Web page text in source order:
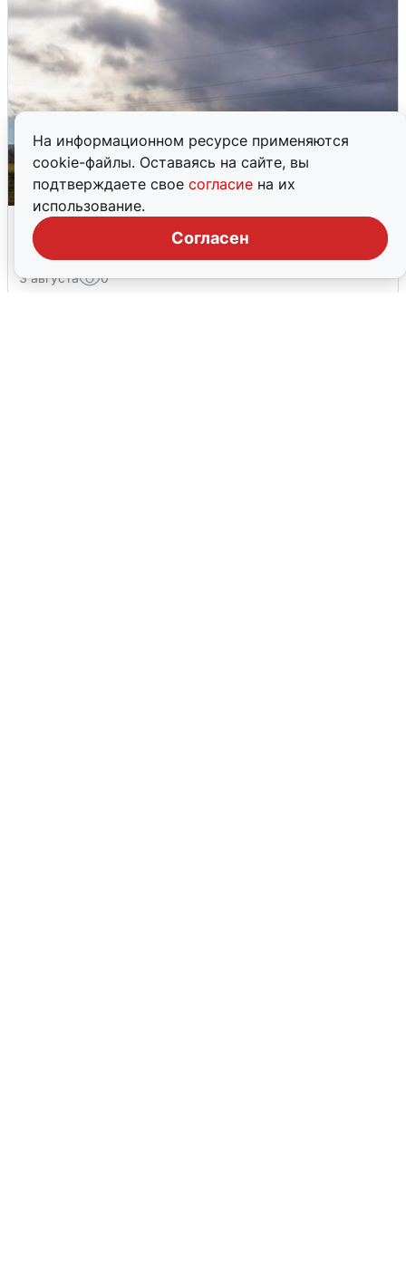
На информационном ресурсе применяются
cookie-файлы. Оставаясь на сайте, вы
подтверждаете свое согласие на их
использование.
Согласен
Над ХМАО впервые сбили
беспилотники
3 августа 0